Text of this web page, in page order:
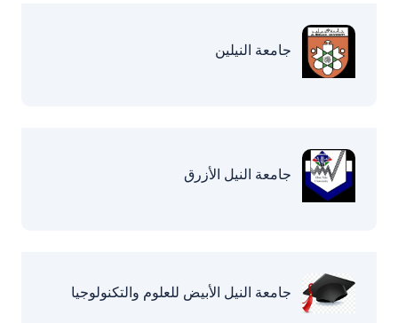
جامعة النيلين
جامعة النيل الأزرق
جامعة النيل الأبيض للعلوم والتكنولوجيا